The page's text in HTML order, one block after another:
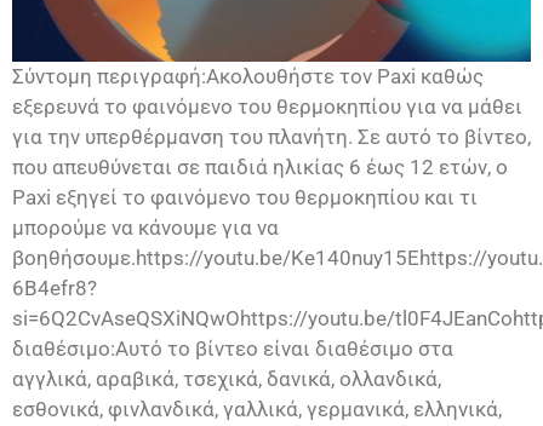
Σύντομη περιγραφή:Ακολουθήστε τον Paxi καθώς
εξερευνά το φαινόμενο του θερμοκηπίου για να μάθει
για την υπερθέρμανση του πλανήτη. Σε αυτό το βίντεο,
που απευθύνεται σε παιδιά ηλικίας 6 έως 12 ετών, ο
Paxi εξηγεί το φαινόμενο του θερμοκηπίου και τι
μπορούμε να κάνουμε για να
βοηθήσουμε.https://youtu.be/Ke140nuy15Ehttps://
6B4efr8?
si=6Q2CvAseQSXiNQwOhttps://youtu.be/
διαθέσιμο:Αυτό το βίντεο είναι διαθέσιμο στα
αγγλικά, αραβικά, τσεχικά, δανικά, ολλανδικά,
εσθονικά, φινλανδικά, γαλλικά, γερμανικά, ελληνικά,